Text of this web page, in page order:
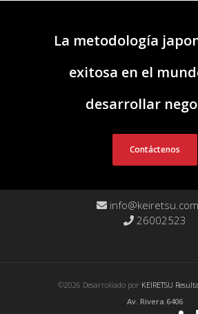
La metodología
exitosa en el
desarrollar
Contáctenos
26002523
©2026 Desarrollado por KEIRETSU
Av. Rivera 6406